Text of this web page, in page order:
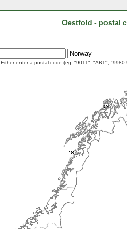
Oestfold - postal
Either enter a postal code (eg. "9011", "AB1",